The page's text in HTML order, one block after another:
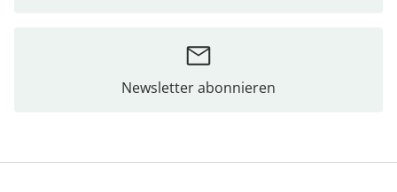
Newsletter abonnieren